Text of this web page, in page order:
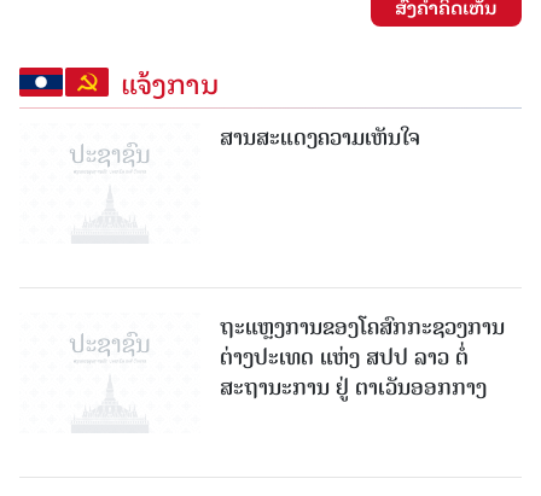
ແຈ້ງການ
ສານສະແດງຄວາມເຫັນໃຈ
ຖະແຫຼງການຂອງໂຄສົກກະຊວງການ
ຕ່າງປະເທດ ແຫ່ງ ສປປ ລາວ ຕໍ່
ສະຖານະການ ຢູ່ ຕາເວັນອອກກາງ